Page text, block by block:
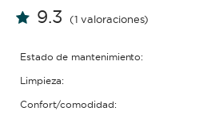
9.3 (1 valoraciones)
Estado de mantenimiento:
Limpieza:
Confort/comodidad: